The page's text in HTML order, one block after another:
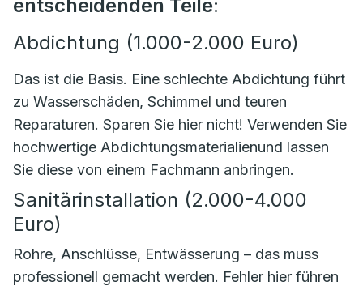
entscheidenden Teile:
Abdichtung (1.000-2.000 Euro)
Das ist die Basis. Eine schlechte Abdichtung führt
zu Wasserschäden, Schimmel und teuren
Reparaturen. Sparen Sie hier nicht! Verwenden Sie
hochwertige Abdichtungsmaterialienund lassen
Sie diese von einem Fachmann anbringen.
Sanitärinstallation (2.000-4.000
Euro)
Rohre, Anschlüsse, Entwässerung – das muss
professionell gemacht werden. Fehler hier führen